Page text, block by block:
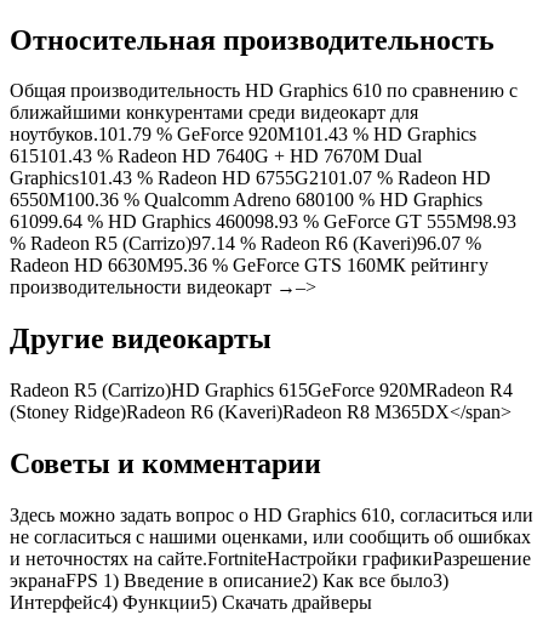
Относительная производительность
Общая производительность HD Graphics 610 по сравнению с
ближайшими конкурентами среди видеокарт для
ноутбуков.101.79 % GeForce 920M101.43 % HD Graphics
615101.43 % Radeon HD 7640G + HD 7670M Dual
Graphics101.43 % Radeon HD 6755G2101.07 % Radeon HD
6550M100.36 % Qualcomm Adreno 680100 % HD Graphics
61099.64 % HD Graphics 460098.93 % GeForce GT 555M98.93
% Radeon R5 (Carrizo)97.14 % Radeon R6 (Kaveri)96.07 %
Radeon HD 6630M95.36 % GeForce GTS 160MК рейтингу
производительности видеокарт →–>
Другие видеокарты
Radeon R5 (Carrizo)HD Graphics 615GeForce 920MRadeon R4
(Stoney Ridge)Radeon R6 (Kaveri)Radeon R8 M365DX</span>
Советы и комментарии
Здесь можно задать вопрос о HD Graphics 610, согласиться или
не согласиться с нашими оценками, или сообщить об ошибках
и неточностях на сайте.FortniteНастройки графикиРазрешение
экранаFPS 1) Введение в описание2) Как все было3)
Интерфейс4) Функции5) Скачать драйверы